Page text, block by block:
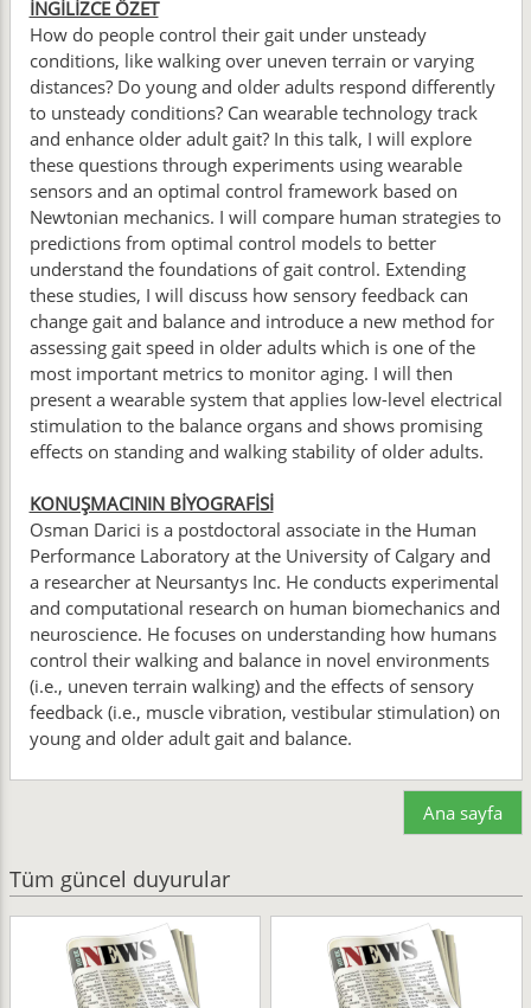
İNGİLİZCE ÖZET
How do people control their gait under unsteady
conditions, like walking over uneven terrain or varying
distances? Do young and older adults respond differently
to unsteady conditions? Can wearable technology track
and enhance older adult gait? In this talk, I will explore
these questions through experiments using wearable
sensors and an optimal control framework based on
Newtonian mechanics. I will compare human strategies to
predictions from optimal control models to better
understand the foundations of gait control. Extending
these studies, I will discuss how sensory feedback can
change gait and balance and introduce a new method for
assessing gait speed in older adults which is one of the
most important metrics to monitor aging. I will then
present a wearable system that applies low-level electrical
stimulation to the balance organs and shows promising
effects on standing and walking stability of older adults.
KONUŞMACININ BİYOGRAFİSİ
Osman Darici is a postdoctoral associate in the Human
Performance Laboratory at the University of Calgary and
a researcher at Neursantys Inc. He conducts experimental
and computational research on human biomechanics and
neuroscience. He focuses on understanding how humans
control their walking and balance in novel environments
(i.e., uneven terrain walking) and the effects of sensory
feedback (i.e., muscle vibration, vestibular stimulation) on
young and older adult gait and balance.
Ana sayfa
Tüm güncel duyurular